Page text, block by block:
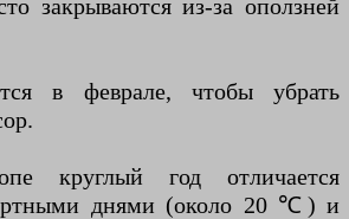
закрываются из-за оползней
в феврале, чтобы убрать
круглый год отличается
днями (около 20 ℃) и